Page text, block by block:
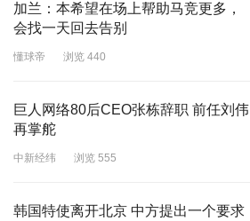
加兰：本希望在场上帮助马竞更多，
会找一天回去告别
懂球帝 浏览 440
巨人网络80后CEO张栋辞职 前任刘伟
再掌舵
中新经纬 浏览 555
韩国特使离开北京 中方提出一个要求